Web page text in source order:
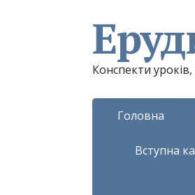
Конспекти
Головна
Вступна